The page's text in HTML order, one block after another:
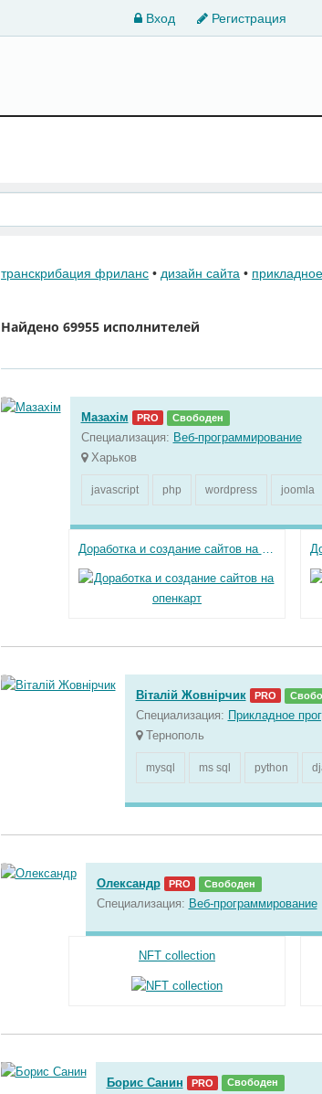
Вход Регистрация
транскрибация фриланс • дизайн сайта •
Найдено 69955 исполнителей
Мазахім PRO Свободен
Специализация: Веб-программирование
Харьков
javascript php wordpress joomla
Доработка и создание сайтов на опенкарт
Віталій Жовнірчик PRO
Специализация: Прикладное
Тернополь
mysql ms sql python
Олександр PRO Свободен
Специализация: Веб-программирование
NFT collection
Борис Санин PRO Свободен